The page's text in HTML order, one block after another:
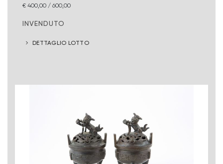
€ 400,00 / 600,00
INVENDUTO
DETTAGLIO LOTTO